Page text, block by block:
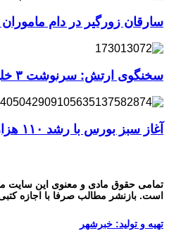
سارقان زورگیر در دام
سخنگوی ارتش: سرنوشت ۳ خلبان ما هنوز مشخص نیست
آغاز سبز بورس با رشد ۱۱۰ هزار واحدی شاخص کل
تمامی حقوق مادی و معنوی این سایت
است. بازنشر مطالب صرفا با اجازه
تهیه و تولید: خبرشهر